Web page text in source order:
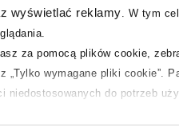
wyświetlać reklamy
W tym
za pomocą plików cookie,
„Tylko wymagane pliki cookie”.
niedostosowanych do potrzeb